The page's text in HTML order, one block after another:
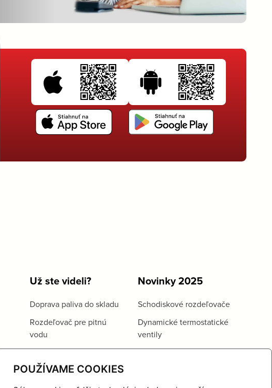
POUŽÍVAME COOKIES
Už ste videli?
Doprava paliva do skladu
Rozdeľovač pre pitnú
vodu
Novinky 2025
Schodiskové rozdeľovače
Dynamické termostatické
ventily